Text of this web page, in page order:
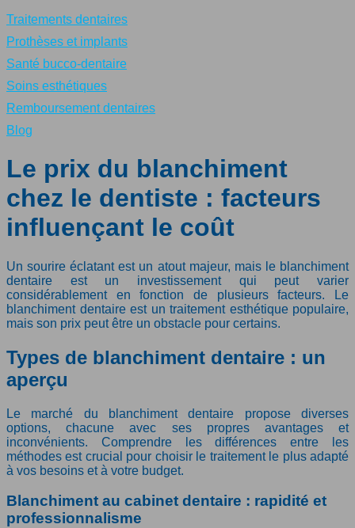
Traitements dentaires
Prothèses et implants
Santé bucco-dentaire
Soins esthétiques
Remboursement dentaires
Blog
Le prix du blanchiment
chez le dentiste : facteurs
influençant le coût
Un sourire éclatant est un atout majeur, mais le blanchiment
dentaire est un investissement qui peut varier
considérablement en fonction de plusieurs facteurs. Le
blanchiment dentaire est un traitement esthétique populaire,
mais son prix peut être un obstacle pour certains.
Types de blanchiment dentaire : un
aperçu
Le marché du blanchiment dentaire propose diverses
options, chacune avec ses propres avantages et
inconvénients. Comprendre les différences entre les
méthodes est crucial pour choisir le traitement le plus adapté
à vos besoins et à votre budget.
Blanchiment au cabinet dentaire : rapidité et
professionnalisme